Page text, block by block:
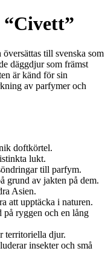
“Civett”
till svenska som
däggdjur som främst
är känd för sin
av parfymer och
doftkörtel.
lukt.
till parfym.
grund av jakten på dem.
Asien.
att upptäcka i naturen.
på ryggen och en lång
territoriella djur.
insekter och små